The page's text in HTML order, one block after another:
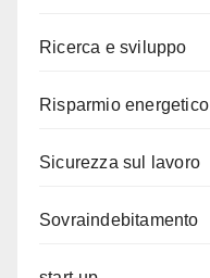
Ricerca e sviluppo
Risparmio energetico
Sicurezza sul lavoro
Sovraindebitamento